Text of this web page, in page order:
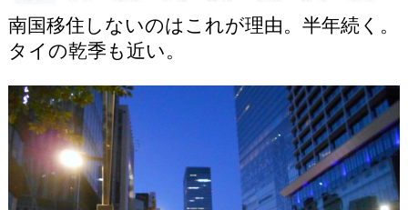
南国移住しないのはこれが理由。半年続く。
タイの乾季も近い。